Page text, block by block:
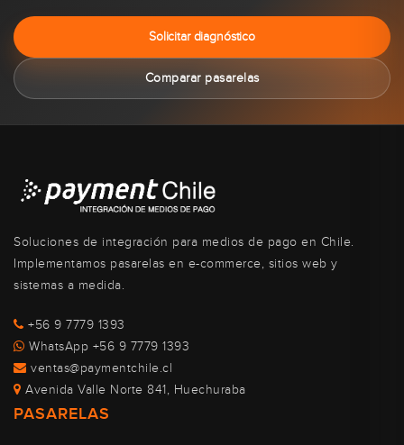
Solicitar diagnóstico
Comparar pasarelas
Soluciones de integración para medios de pago en Chile.
Implementamos pasarelas en e-commerce, sitios web y
sistemas a medida.
+56 9 7779 1393
WhatsApp +56 9 7779 1393
ventas@paymentchile.cl
Avenida Valle Norte 841, Huechuraba
PASARELAS